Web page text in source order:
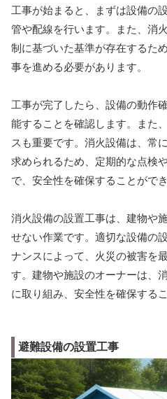
工事が始まると、まずは設備の
管や配線を行います。また、消
制に基づいた基準が存在するた
事を進める必要があります。
工事が完了したら、設備の動作
能することを確認します。また
スも重要です。消火設備は、常
求められるため、定期的な点検
で、安全性を確保することができ
消火設備の設置工事は、建物や
せない作業です。適切な設備の
ナンスによって、火災の被害を
す。建物や施設のオーナーは、
に取り組み、安全性を確保する
避難設備の設置工事